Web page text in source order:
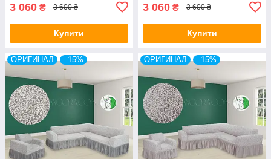
3 060 ₴ 3 600 ₴
Купити
3 060 ₴ 3 600 ₴
Купити
ОРИГИНАЛ –15% ОРИГИНАЛ –15%